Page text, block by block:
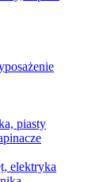
piasty
elektryka